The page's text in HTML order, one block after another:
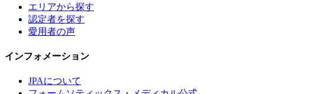
エリアから探す
認定者を探す
愛用者の声
インフォメーション
JPAについて